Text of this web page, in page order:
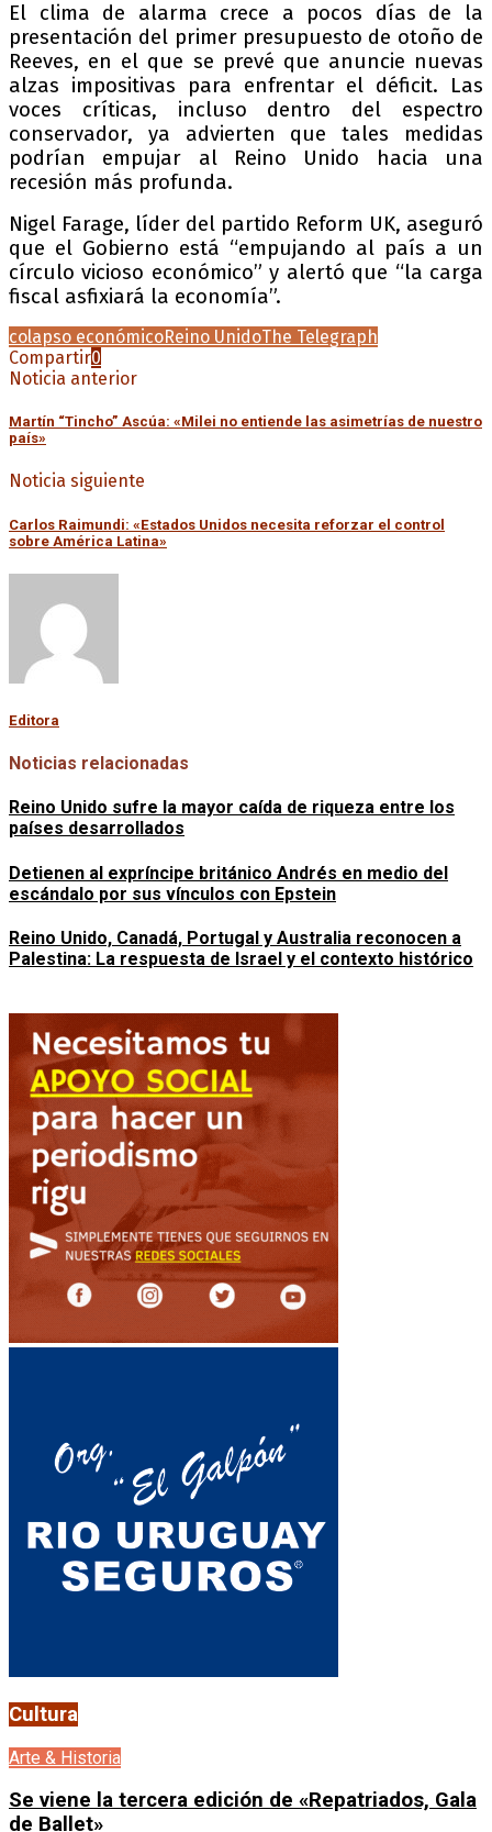
El clima de alarma crece a pocos días de la
presentación del primer presupuesto de otoño de
Reeves, en el que se prevé que anuncie nuevas
alzas impositivas para enfrentar el déficit. Las
voces críticas, incluso dentro del espectro
conservador, ya advierten que tales medidas
podrían empujar al Reino Unido hacia una
recesión más profunda.
Nigel Farage, líder del partido Reform UK, aseguró
que el Gobierno está “empujando al país a un
círculo vicioso económico” y alertó que “la carga
fiscal asfixiará la economía”.
colapso económicoReino UnidoThe Telegraph
Compartir0
Noticia anterior
Martín “Tincho” Ascúa: «Milei no entiende las asimetrías de nuestro
país»
Noticia siguiente
Carlos Raimundi: «Estados Unidos necesita reforzar el control
sobre América Latina»
Editora
Noticias relacionadas
Reino Unido sufre la mayor caída de riqueza entre los
países desarrollados
Detienen al expríncipe británico Andrés en medio del
escándalo por sus vínculos con Epstein
Reino Unido, Canadá, Portugal y Australia reconocen a
Palestina: La respuesta de Israel y el contexto histórico
Cultura
Arte & Historia
Se viene la tercera edición de «Repatriados, Gala
de Ballet»